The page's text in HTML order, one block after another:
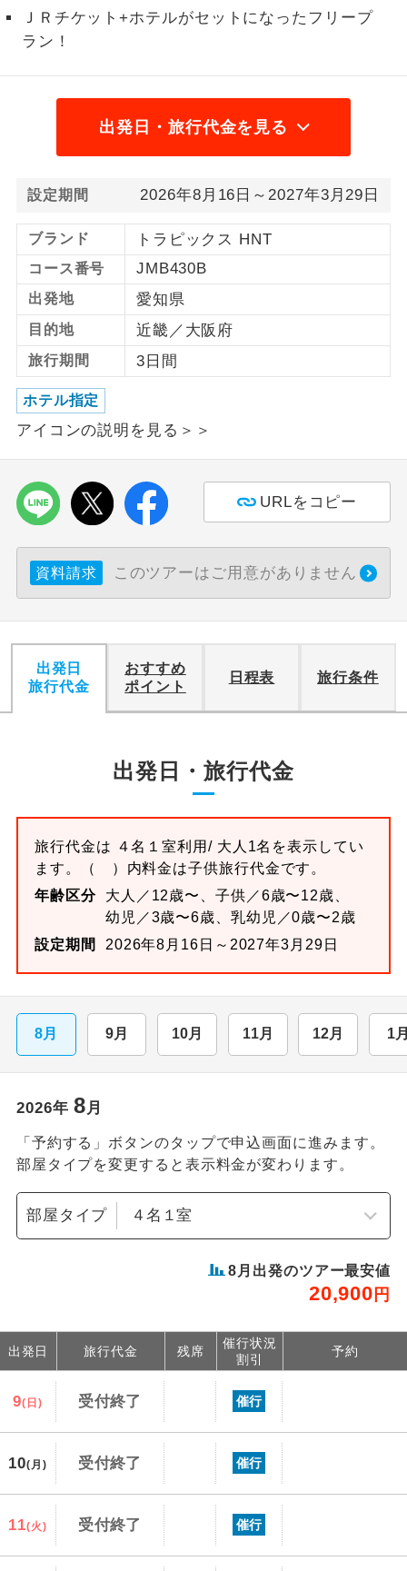
ＪＲチケット+ホテルがセットになったフリープ
ラン！
出発日・旅行代金を見る
設定期間 2026年8月16日～2027年3月29日
ブランド トラピックス HNT
コース番号 JMB430B
出発地 愛知県
目的地 近畿／大阪府
旅行期間 3日間
ホテル指定
アイコンの説明を見る＞＞
URLをコピー
資料請求 このツアーはご用意がありません
出発日
旅行代金
おすすめ
ポイント
日程表 旅行条件
出発日・旅行代金
旅行代金は ４名１室利用/ 大人1名を表示してい
ます。
（ ）内料金は子供旅行代金です。
年齢区分
大人／12歳〜、子供／6歳〜12歳、
幼児／3歳〜6歳、乳幼児／0歳〜2歳
設定期間
2026年8月16日～2027年3月29日
8月 9月 10月 11月 12月 1
2026年 8月
「予約する」ボタンのタップで申込画面に進みます。
部屋タイプを変更すると表示料金が変わります。
部屋タイプ
8 月出発のツアー最安値
20,900 円
出発日 旅行代金 残席
催行状況
割引
予約
9(日) 受付終了 催行
10(月) 受付終了 催行
11(火) 受付終了 催行
2名様催行
2名様から出発可能な個人型プランで
加限定
1名様1室同代
1名様1室利用でも追加料金がかからない
ご夫婦限定
す。
女性限定
女性限定でご参加いただけるコースで
す。
年齢制限あり
ご参加にあたり年齢に制限があるコース
です。
航空会社指定
おひとり様バ
ス2席利用
おひとり様でバス席を2席利⽤できま
す。